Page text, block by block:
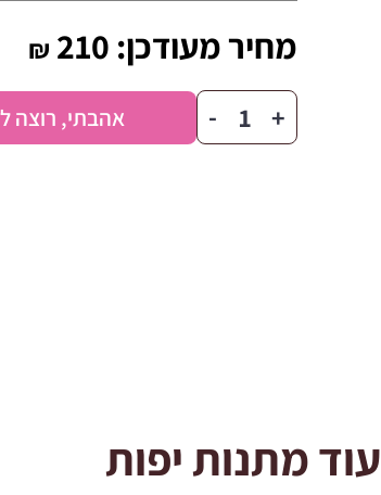
מחיר מעודכן: 210
₪
+
כמות
של
- אהבתי, רוצה
עוד מתנות יפות